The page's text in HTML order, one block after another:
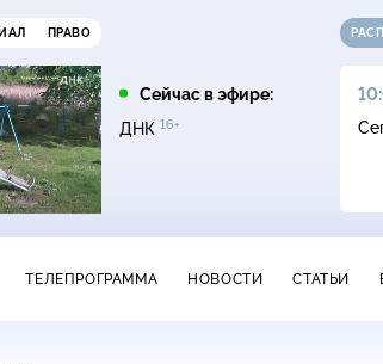
ПРАВО
Сейчас в эфире:
ДНК 16+
07:35
Лесник. Своя земля
ТЕЛЕПРОГРАММА НОВОСТИ СТАТЬИ